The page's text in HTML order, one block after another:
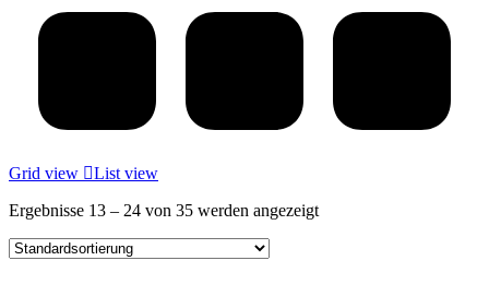
Grid view
List view
Ergebnisse 13 – 24 von 35 werden angezeigt